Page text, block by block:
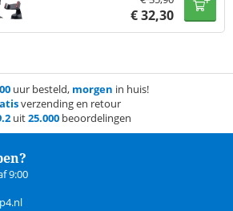
€32,30
uur besteld, morgen in huis!
verzending en retour
uit25.000 beoordelingen
9:00